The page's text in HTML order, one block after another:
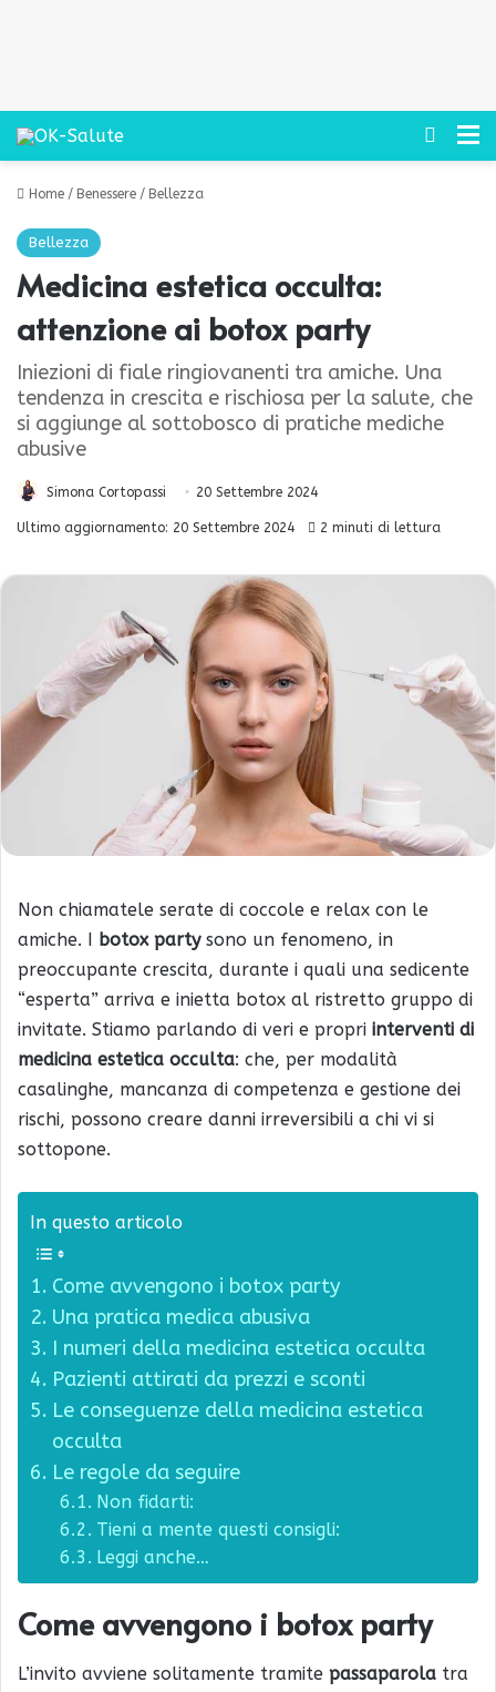
Cerca
Home / Benessere / Bellezza
Bellezza
Medicina estetica occulta:
attenzione ai botox party
Iniezioni di fiale ringiovanenti tra amiche. Una
tendenza in crescita e rischiosa per la salute, che
si aggiunge al sottobosco di pratiche mediche
abusive
Simona Cortopassi 20 Settembre 2024
Ultimo aggiornamento: 20 Settembre 2024 2 minuti di lettura
Non chiamatele serate di coccole e relax con le
amiche. I botox partysono un fenomeno, in
preoccupante crescita, durante i quali una sedicente
“esperta” arriva e inietta botox al ristretto gruppo di
invitate. Stiamo parlando di veri e propri interventi di
medicina estetica occulta: che, per modalità
casalinghe, mancanza di competenza e gestione dei
rischi, possono creare danni irreversibili a chi vi si
sottopone.
In questo articolo
Come avvengono i botox party
Una pratica medica abusiva
I numeri della medicina estetica occulta
Pazienti attirati da prezzi e sconti
Le conseguenze della medicina estetica
occulta
Le regole da seguire
Non fidarti:
Tieni a mente questi consigli:
Leggi anche…
Come avvengono i botox party
L’invito avviene solitamente tramite passaparola tra